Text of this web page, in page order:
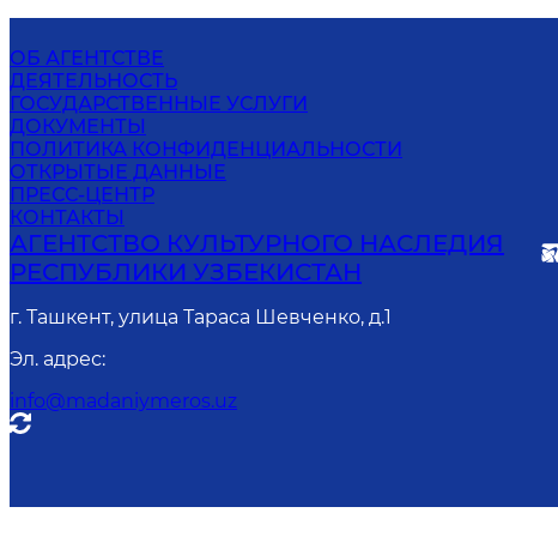
ОБ АГЕНТСТВЕ
ДЕЯТЕЛЬНОСТЬ
ГОСУДАРСТВЕННЫЕ УСЛУГИ
ДОКУМЕНТЫ
ПОЛИТИКА КОНФИДЕНЦИАЛЬНОСТИ
ОТКРЫТЫЕ ДАННЫЕ
ПРЕСС-ЦЕНТР
КОНТАКТЫ
АГЕНТСТВО КУЛЬТУРНОГО НАСЛЕДИЯ
РЕСПУБЛИКИ УЗБЕКИСТАН
г. Ташкент, улица Тараса Шевченко, д.1
Эл. адрес:
info@madaniymeros.uz